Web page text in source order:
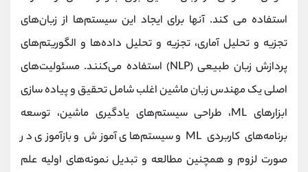
استفاده می کند. آنها برای ایجاد این سیستم‌ها از زبان‌های
تجزیه و تحلیل آماری، تجزیه و تحلیل داده‌ها و الگوریتم‌های
پردازش زبان طبیعی (NLP) استفاده می‌کنند. مسئولیت‌های
اصلی یک مهندس زبان ماشین اغلب شامل تحقیق و پیاده ‌سازی
ابزارهای ML، طراحی سیستم‌های یادگیری ماشین، توسعه
برنامه‌های کاربردی ML و سیستم‌های آموزش و بازآموزی در
صورت لزوم و همچنین مطالعه و تبدیل نمونه‌های اولیه علم